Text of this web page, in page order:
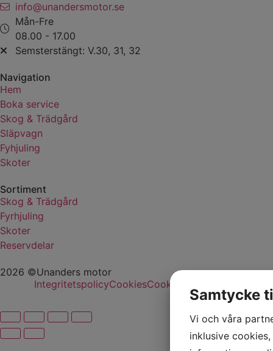
info@unandersmotor.se
Mån-Fre
08.00 - 17.00
Semsterstängt: V.30, 31, 32
Navigation
Hem
Boka service
Skog & Trädgård
Släpvagn
Fyhjuling
Skoter
Sortiment
Skog & Trädgård
Fyrhjuling
Skoter
Reservdelar
2026 ©Unanders motor
IntegritetspolicyCookiesCookie-inställningar
Samtycke
Vi och våra
inklusive